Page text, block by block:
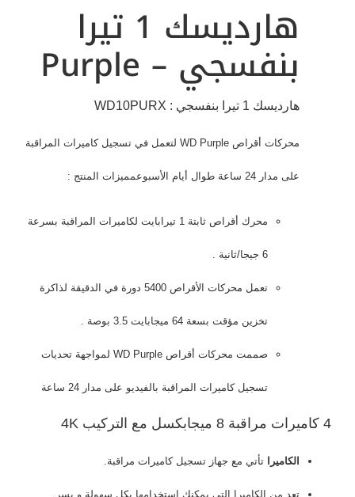
هارديسك 1 تيرا
بنفسجي – Purple
هارديسك 1 تيرا بنفسجي : WD10PURX
محركات أقراص WD Purple لتعمل في تسجيل كاميرات المراقبة
على مدار 24 ساعة طوال أيام الأسبوعمميزات المنتج :
محرك أقراص ثابتة 1 تيرابايت لكاميرات المراقبة بسرعة
تعمل محركات الأقراص 5400 دورة في الدقيقة لذاكرة
تخزين مؤقت بسعة 64 ميجابايت 3.5 بوصة .
صممت محركات أقراص WD Purple لمواجهة تحديات
تسجيل كاميرات المراقبة بالفيديو على مدار 24 ساعة
4 كاميرات مراقبة 8 ميجابكسل مع التركيب 4K
الكاميرا تأتي مع جهاز تسجيل كاميرات مراقبة.
تعد من الكاميرا التي يمكنك استخدامها بكل سهولة و يسر.